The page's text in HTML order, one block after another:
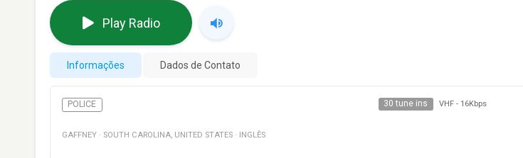
Play Radio
Informações Dados de Contato
POLICE 30 tune ins VHF - 16Kbps
GAFFNEY · SOUTH CAROLINA, UNITED STATES · INGLÊS